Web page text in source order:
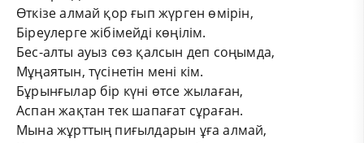
Өткізе алмай қор ғып жүрген өмірін,
Біреулерге жібімейді көңілім.
Бес-алты ауыз сөз қалсын деп соңымда,
Мұңаятын, түсінетін мені кім.
Бұрынғылар бір күні өтсе жылаған,
Аспан жақтан тек шапағат сұраған.
Мына жұрттың пиғылдарын ұға алмай,